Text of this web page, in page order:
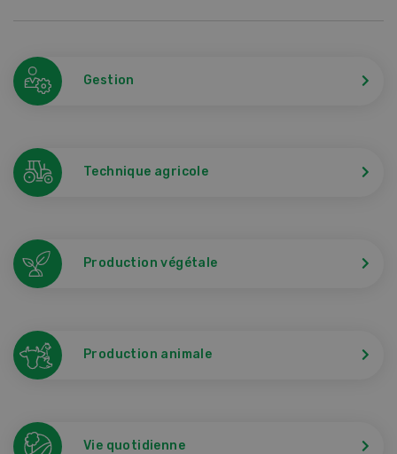
Gestion
Technique agricole
Production végétale
Production animale
Vie quotidienne